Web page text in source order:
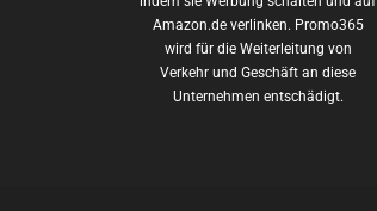
Amazon.de verlinken. Promo365
wird für die Weiterleitung von
Verkehr und Geschäft an diese
Unternehmen entschädigt.